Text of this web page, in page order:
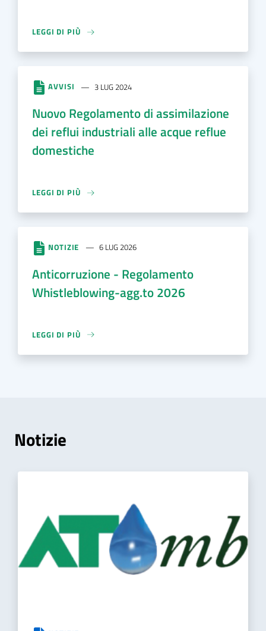
LEGGI DI PIÙ
AVVISI 3 LUG 2024
Nuovo Regolamento di assimilazione
dei reflui industriali alle acque reflue
domestiche
LEGGI DI PIÙ
NOTIZIE 6 LUG 2026
Anticorruzione - Regolamento
Whistleblowing-agg.to 2026
LEGGI DI PIÙ
Notizie